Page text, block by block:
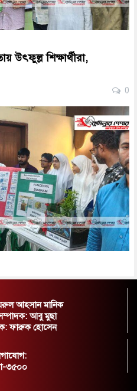
উৎফুল্ল শিক্ষার্থীরা,
0
আহসান মানিক
সম্পাদক: আবু মুছা
ফারুক হোসেন
৩৫০০